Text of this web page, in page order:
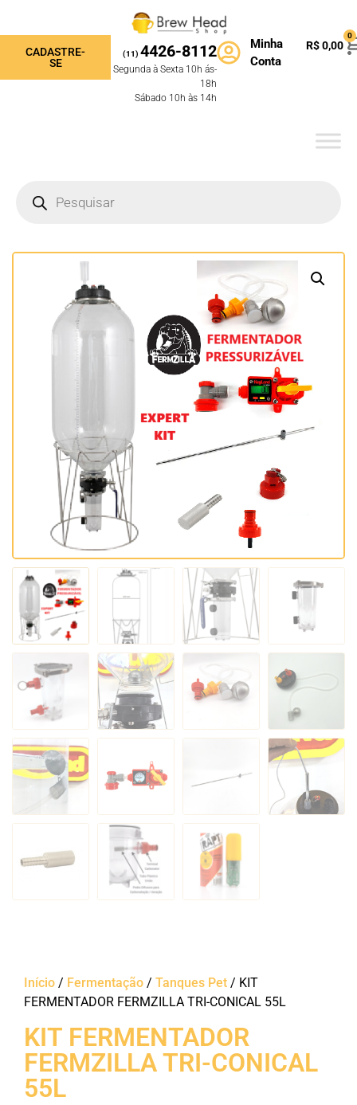
CADASTRE-
SE
(11) 4426-8112
Segunda à Sexta 10h ás-
18h
Sábado 10h às 14h
Minha
Conta
R$0,00
0
Início / Fermentação / Tanques Pet / KIT
FERMENTADOR FERMZILLA TRI-CONICAL 55L
KIT FERMENTADOR
FERMZILLA TRI-CONICAL
55L